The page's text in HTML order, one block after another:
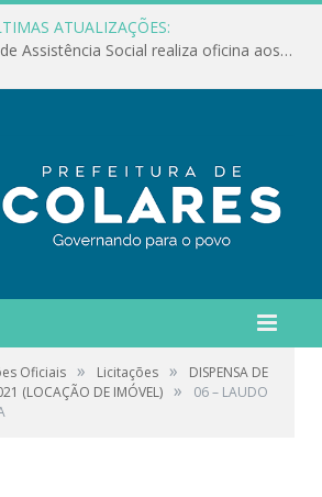
ATUALIZAÇÕES:
Conselho Municipal de Assistência Social realiza oficina aos servidores
Oficiais » Licitações »
DISPENSA DE
(LOCAÇÃO DE IMÓVEL) »
06 – LAUDO